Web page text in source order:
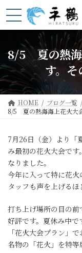
ン
へ
ス
キ
ッ
プ
ビ
ョ
ン
に
移
動
8/5 夏の熱
す。
HOME ブログ一覧
8/5 夏の熱海海上花火大
7月26日（金）より「
み最初の花火大会で
なりました。
今年に入って特に花
タッフも声を上げるほ
打ち上げ場所の目の
好評です。夏休み中
「花火大会プラン」
名物の「花火」を特等